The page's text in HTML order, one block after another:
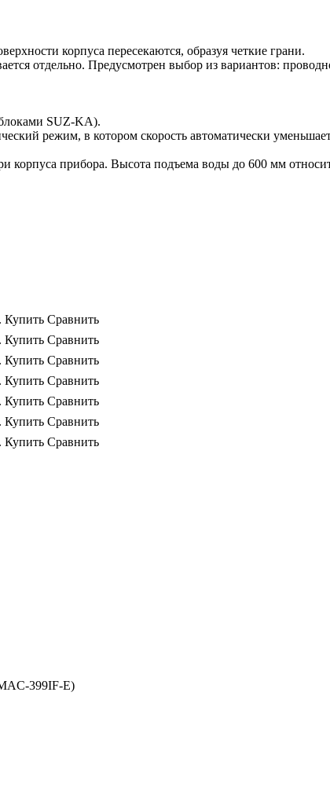
корпуса пересекаются, образуя четкие грани.
отдельно. Предусмотрен выбор из вариантов:
SUZ-KA).
режим, в котором скорость автоматически
прибора. Высота подъема воды до 600 мм
Купить Сравнить
Купить Сравнить
Купить Сравнить
Купить Сравнить
Купить Сравнить
Купить Сравнить
Купить Сравнить
399IF-E)